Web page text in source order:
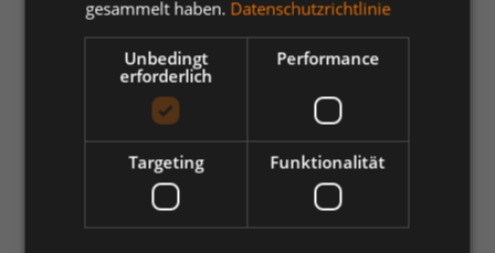
62,07 €
je Verp.-Einheit (50 Stück) | 1 Stück (
Preis-/Mengenrechner
Anzahl verringern Anzahl erhöhen
In den Warenkorb
gesammelt haben. Datenschutzrichtlinie
Unbedingt
erforderlich
Performance
Targeting Funktionalität